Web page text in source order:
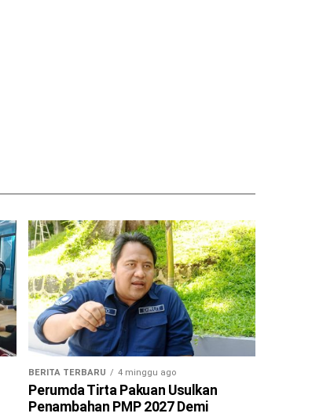
BERITA TERBARU 4 minggu ago
Perumda Tirta Pakuan Usulkan
Penambahan PMP 2027 Demi